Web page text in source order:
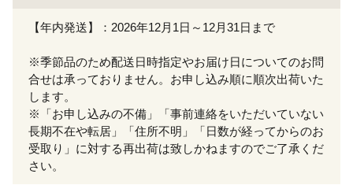
【年内発送】：2026年12月1日～12月31日まで
※季節品のため配送日時指定やお届け日についてのお問
合せは承っておりません。お申し込み順に順次出荷いた
します。
※「お申し込みの不備」「事前連絡をいただいていない
長期不在や転居」「住所不明」「日数が経ってからのお
受取り」に対する再出荷は致しかねますのでご了承くだ
さい。